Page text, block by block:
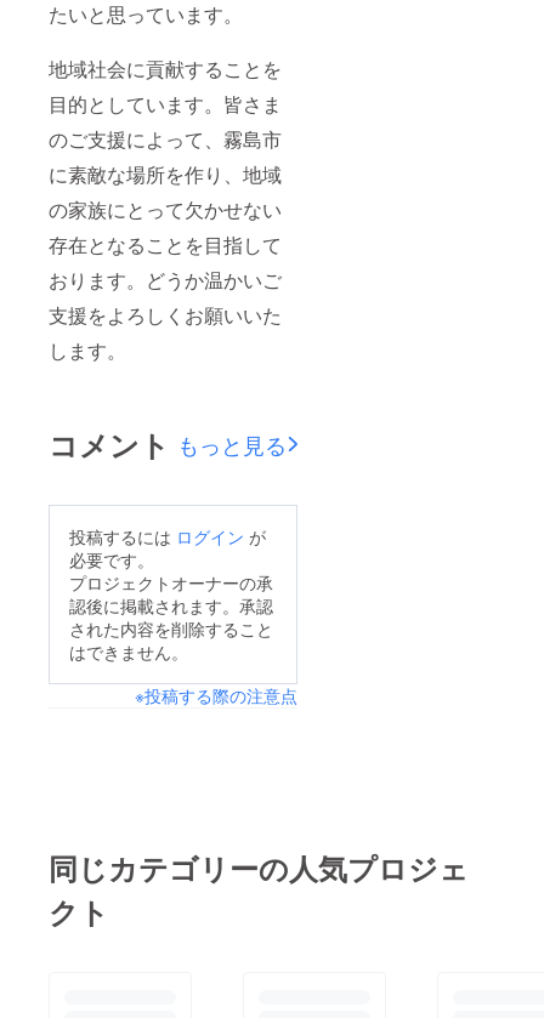
たいと思っています。
地域社会に貢献することを
目的としています。皆さま
のご支援によって、霧島市
に素敵な場所を作り、地域
の家族にとって欠かせない
存在となることを目指して
おります。どうか温かいご
支援をよろしくお願いいた
します。
コメント もっと見る
投稿するには ログイン が
必要です。
プロジェクトオーナーの承
認後に掲載されます。承認
された内容を削除すること
はできません。
※投稿する際の注意点
同じカテゴリーの人気プロジェ
クト